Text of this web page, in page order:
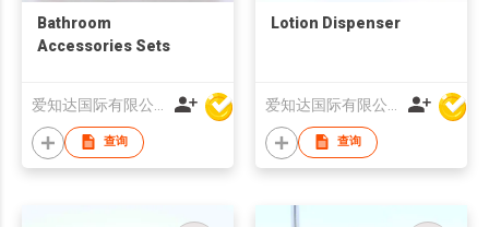
Bathroom
Accessories Sets
查询
Lotion Dispenser
查询